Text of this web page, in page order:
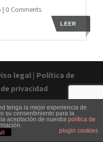
| 0 Comments
LEER
legal | Política de
privacidad
Contacto
tenga la mejor experiencia de
su consentimiento para la
aceptación de nuestra política de
plugin cookies